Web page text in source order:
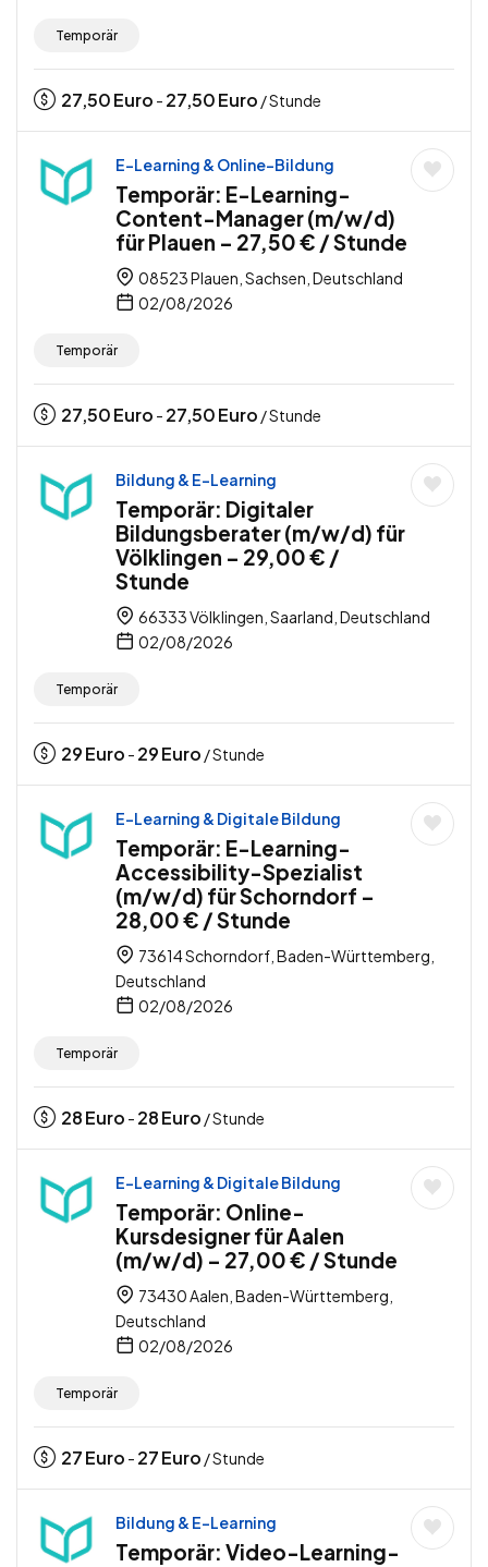
Temporär
27,50Euro - 27,50Euro / Stunde
E-Learning & Online-Bildung
Temporär: E-Learning-
Content-Manager (m/w/d)
für Plauen – 27,50 € / Stunde
08523 Plauen, Sachsen, Deutschland
02/08/2026
Temporär
27,50Euro - 27,50Euro / Stunde
Bildung & E-Learning
Temporär: Digitaler
Bildungsberater (m/w/d) für
Völklingen – 29,00 € /
Stunde
66333 Völklingen, Saarland, Deutschland
02/08/2026
Temporär
29Euro - 29Euro / Stunde
E-Learning & Digitale Bildung
Temporär: E-Learning-
Accessibility-Spezialist
(m/w/d) für Schorndorf –
28,00 € / Stunde
73614 Schorndorf, Baden-Württemberg,
Deutschland
02/08/2026
Temporär
28Euro - 28Euro / Stunde
E-Learning & Digitale Bildung
Temporär: Online-
Kursdesigner für Aalen
(m/w/d) – 27,00 € / Stunde
73430 Aalen, Baden-Württemberg,
Deutschland
02/08/2026
Temporär
27Euro - 27Euro / Stunde
Bildung & E-Learning
Temporär: Video-Learning-